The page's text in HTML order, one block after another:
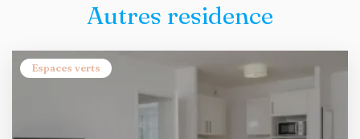
Autres residence
Espaces verts